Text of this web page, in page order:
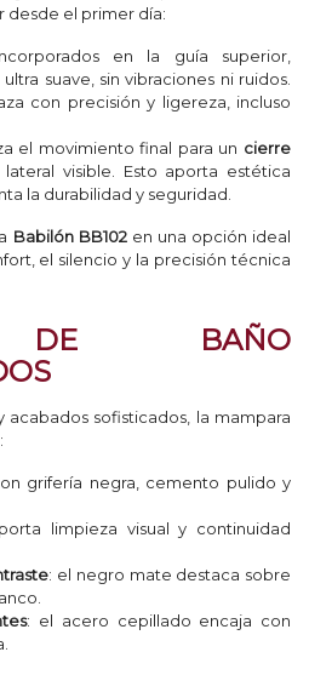
desde el primer día:
en la guía superior,
suave, sin vibraciones ni ruidos.
con precisión y ligereza, incluso
el movimiento final para un cierre
lateral visible. Esto aporta estética
la durabilidad y seguridad.
Babilón BB102en una opción ideal
el silencio y la precisión técnica
DE BAÑO
acabados sofisticados, la mampara
grifería negra, cemento pulido y
limpieza visual y continuidad
: el negro mate destaca sobre
: el acero cepillado encaja con